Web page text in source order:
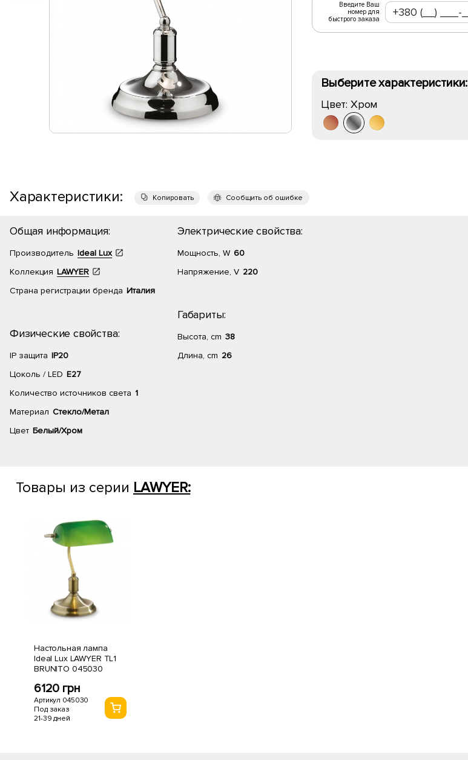
Введите Ваш
номер для
быстрого заказа
Выберите характеристики:
Цвет: Хром
Характеристики: Копировать Сообщить об ошибке
Общая информация:
Производитель Ideal Lux
Коллекция LAWYER
Страна регистрации бренда Италия
Физические свойства:
IP защита IP20
Цоколь / LED E27
Количество источников света 1
Материал Стекло/Метал
Цвет Белый/Хром
Электрические свойства:
Мощность, W 60
Напряжение, V 220
Габариты:
Высота, cm 38
Длина, cm 26
Товары из серии LAWYER:
Настольная лампа
Ideal Lux LAWYER TL1
BRUNITO 045030
6120 грн
Артикул 045030
Под заказ
21-39 дней